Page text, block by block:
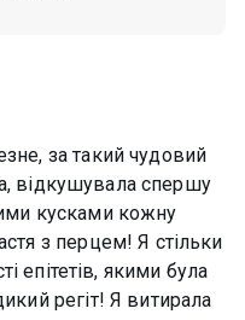
за такий чудовий
відкушувала спершу
кусками кожну
з перцем! Я стільки
епітетів, якими була
регіт! Я витирала